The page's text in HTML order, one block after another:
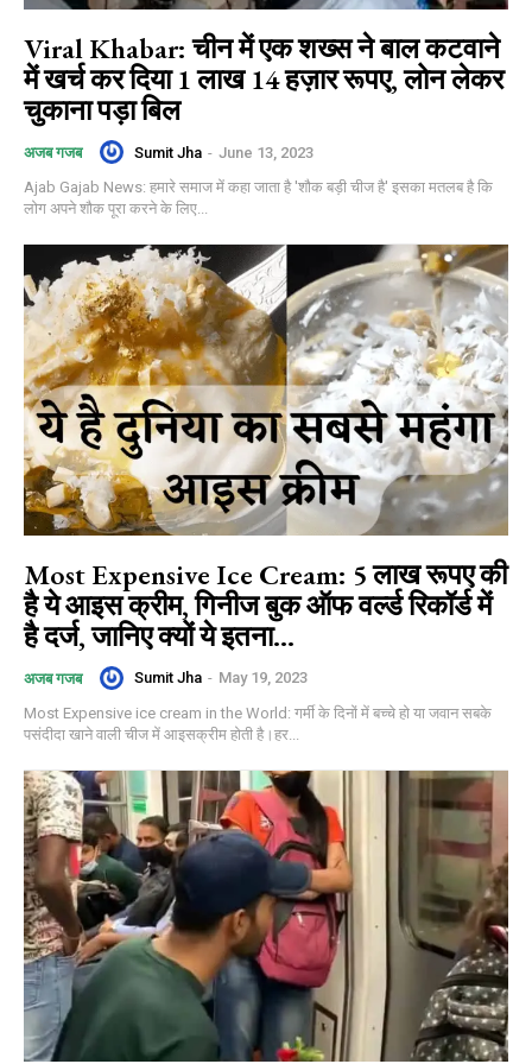
Viral Khabar: चीन में एक शख्स ने बाल कटवाने
में खर्च कर दिया 1 लाख 14 हज़ार रूपए, लोन लेकर
चुकाना पड़ा बिल
अजब गजब Sumit Jha - June 13, 2023
Ajab Gajab News: हमारे समाज में कहा जाता है 'शौक बड़ी चीज है' इसका मतलब है कि
लोग अपने शौक पूरा करने के लिए...
Most Expensive Ice Cream: 5 लाख रूपए की
है ये आइस क्रीम, गिनीज बुक ऑफ वर्ल्ड रिकॉर्ड में
है दर्ज, जानिए क्यों ये इतना...
अजब गजब Sumit Jha - May 19, 2023
Most Expensive ice cream in the World: गर्मी के दिनों में बच्चे हो या जवान सबके
पसंदीदा खाने वाली चीज में आइसक्रीम होती है।हर...